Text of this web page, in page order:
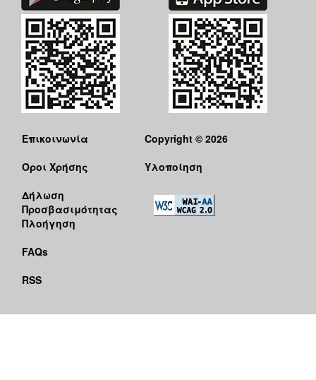
Επικοινωνία
Όροι Χρήσης
Δήλωση
Προσβασιμότητας
Πλοήγηση
FAQs
RSS
Copyright © 2026
Υλοποίηση